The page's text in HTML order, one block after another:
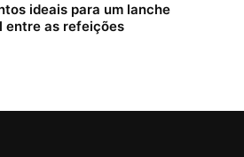
ideais para um lanche
entre as refeições